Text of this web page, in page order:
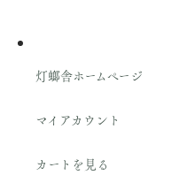
灯螂舎ホームページ
マイアカウント
カートを見る